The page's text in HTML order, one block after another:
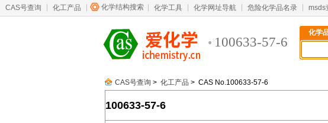
CAS号查询 化工产品 化学结构搜索 化学工具 化学网址导航 危险化学品名录 msds
100633-57-6
化学
CAS号查询 > 化工产品 > CAS No.100633-57-6
100633-57-6